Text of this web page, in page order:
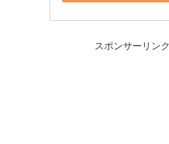
スポンサーリンク